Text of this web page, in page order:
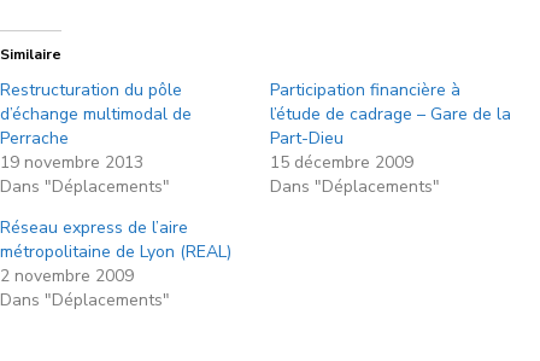
Similaire
Restructuration du pôle
d’échange multimodal de
Perrache
19 novembre 2013
Dans "Déplacements"
Participation financière à
l’étude de cadrage – Gare de la
Part-Dieu
15 décembre 2009
Dans "Déplacements"
Réseau express de l’aire
métropolitaine de Lyon (REAL)
2 novembre 2009
Dans "Déplacements"